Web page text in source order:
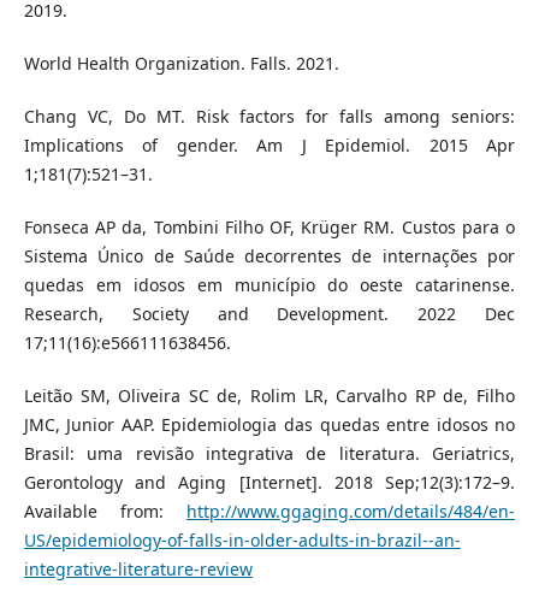
2019.
World Health Organization. Falls. 2021.
Chang VC, Do MT. Risk factors for falls among seniors:
Implications of gender. Am J Epidemiol. 2015 Apr
1;181(7):521–31.
Fonseca AP da, Tombini Filho OF, Krüger RM. Custos para o
Sistema Único de Saúde decorrentes de internações por
quedas em idosos em município do oeste catarinense.
Research, Society and Development. 2022 Dec
17;11(16):e566111638456.
Leitão SM, Oliveira SC de, Rolim LR, Carvalho RP de, Filho
JMC, Junior AAP. Epidemiologia das quedas entre idosos no
Brasil: uma revisão integrativa de literatura. Geriatrics,
Gerontology and Aging [Internet]. 2018 Sep;12(3):172–9.
Available from: http://www.ggaging.com/details/484/en-
US/epidemiology-of-falls-in-older-adults-in-brazil--an-
integrative-literature-review